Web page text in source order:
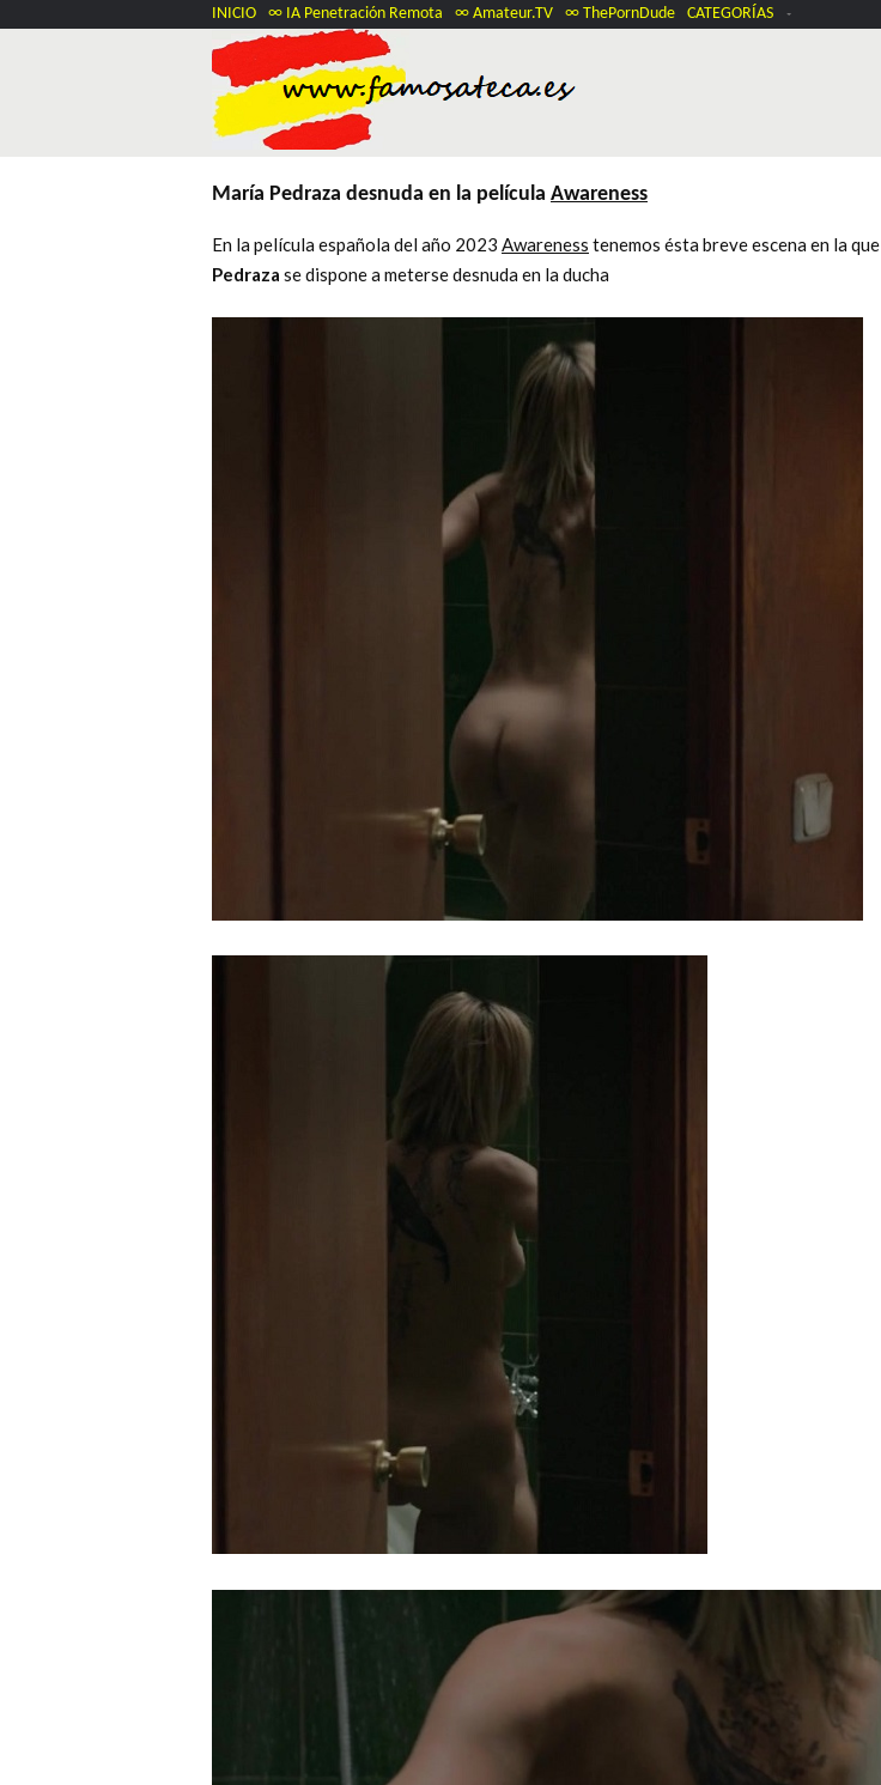
INICIO ∞ IA Penetración Remota ∞ Amateur.TV ∞ ThePornDude CATEGORÍAS
María Pedraza desnuda en la película Awareness
En la película española del año 2023 Awareness tenemos ésta breve escena en la que
Pedraza se dispone a meterse desnuda en la ducha